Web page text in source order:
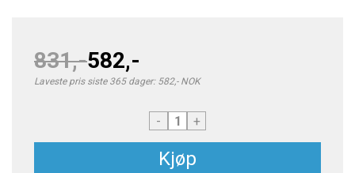
831,-582,-
Laveste pris siste 365 dager: 582,- NOK
- +
Kjøp